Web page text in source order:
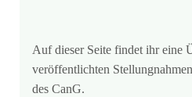
Auf dieser Seite findet ihr eine
veröffentlichten
des CanG.